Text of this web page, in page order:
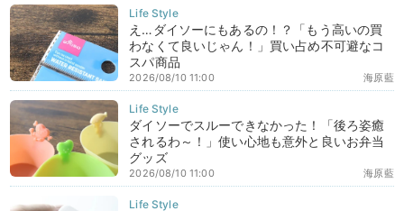
え…ダイソーにもあるの！？「もう高いの買
わなくて良いじゃん！」買い占め不可避なコ
スパ商品
海原藍
2026/08/10 11:00
ダイソーでスルーできなかった！「後ろ姿癒
されるわ～！」使い心地も意外と良いお弁当
グッズ
海原藍
2026/08/10 11:00